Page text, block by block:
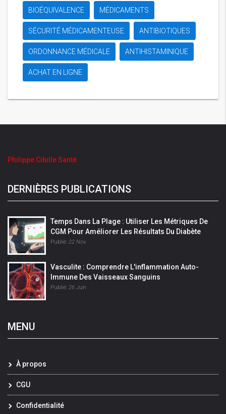
BIOÉQUIVALENCE MÉDICAMENTS
SÉCURITÉ MÉDICAMENTEUSE ANTIBIOTIQUES
ORDONNANCE MÉDICALE ANTIHISTAMINIQUE
ACHAT EN LIGNE
Philippe Cibille Santé
DERNIÈRES PUBLICATIONS
Temps Dans La Plage : Utiliser Les Métriques De
CGM Pour Améliorer Les Résultats Du Diabète
Publié: 22 Nov.
Vasculite : Comprendre L'inflammation Auto-
Immune Des Vaisseaux Sanguins
Publié: 26 Juin
MENU
À propos
CGU
Confidentialité